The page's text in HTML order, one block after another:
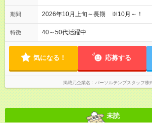
期間 2026年10月上旬～長期 ※10月～！
特徴 40～50代活躍中
気になる！ 応募する
掲載元企業名 パーソルテンプスタッフ株
未読